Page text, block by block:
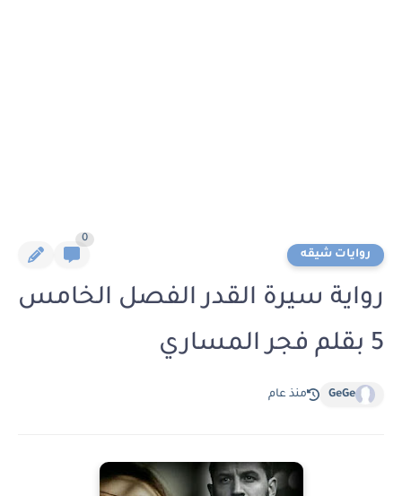
روايات شيقه
0
رواية سيرة القدر الفصل الخامس
5 بقلم فجر المساري
GeGe منذ عام